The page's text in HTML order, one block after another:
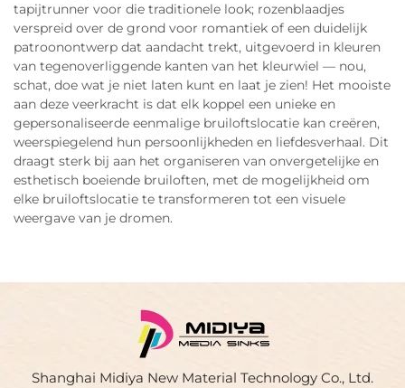
tapijtrunner voor die traditionele look; rozenblaadjes
verspreid over de grond voor romantiek of een duidelijk
patroonontwerp dat aandacht trekt, uitgevoerd in kleuren
van tegenoverliggende kanten van het kleurwiel — nou,
schat, doe wat je niet laten kunt en laat je zien! Het mooiste
aan deze veerkracht is dat elk koppel een unieke en
gepersonaliseerde eenmalige bruiloftslocatie kan creëren,
weerspiegelend hun persoonlijkheden en liefdesverhaal. Dit
draagt sterk bij aan het organiseren van onvergetelijke en
esthetisch boeiende bruiloften, met de mogelijkheid om
elke bruiloftslocatie te transformeren tot een visuele
weergave van je dromen.
Shanghai Midiya New Material Technology Co., Ltd.